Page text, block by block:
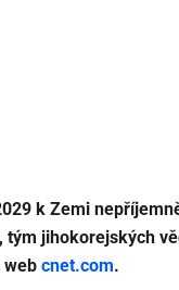
k Zemi
tým jihokorejských
web cnet.com.